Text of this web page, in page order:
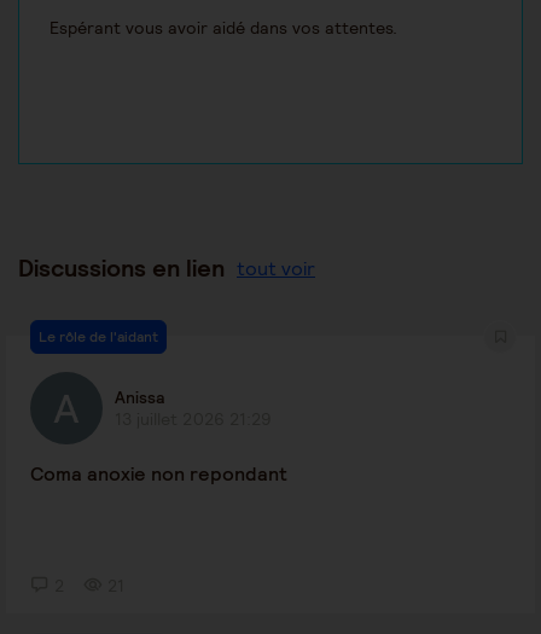
Espérant vous avoir aidé dans vos attentes.
Discussions en lien tout voir
Le rôle de l'aidant
Anissa
Coma anoxie non repondant